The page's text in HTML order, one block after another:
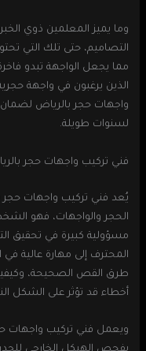
وما يميز المعلمين ذوي
التصاميم، حتى تلك التي
مما يجعل الواجهة تبدو
الذين يرغبون في واجهة
واجهات حجر بالرياض
لسنوات طويلة.
فني تركيب واجهات حجر
يُعد فني تركيب واجهات حجر
الحجر والواجهات، فهو
مسؤولية كبيرة في تحقيق
المحترف إلى مهارة عالية في
طرق القص الصحيحة،
أخطاء قد تؤثر على الشكل
ويعمل فني تركيب واجهات